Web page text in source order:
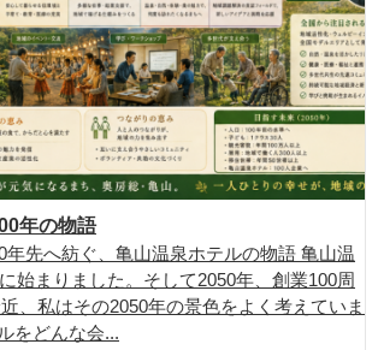
年の物語
年先へ紡ぐ、亀山温泉ホテルの物語 亀山温
始まりました。そして2050年、創業100周
、私はその2050年の景色をよく考えていま
をどんな会...